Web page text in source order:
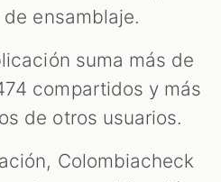
ensamblaje.
suma más de
compartidos y más
de otros usuarios.
Colombiacheck